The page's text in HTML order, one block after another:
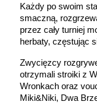
Każdy po swoim
smaczną,
przez cały turniej
herbaty, częstując
Zwycięzcy
otrzymali stroiki z
Wronkach oraz
Miki&Niki, Dwa